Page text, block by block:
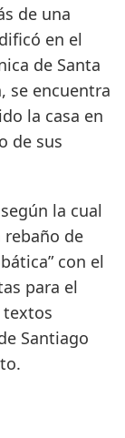
de una
en el
de Santa
se encuentra
la casa en
de sus
la cual
rebaño de
con el
para el
textos
Santiago